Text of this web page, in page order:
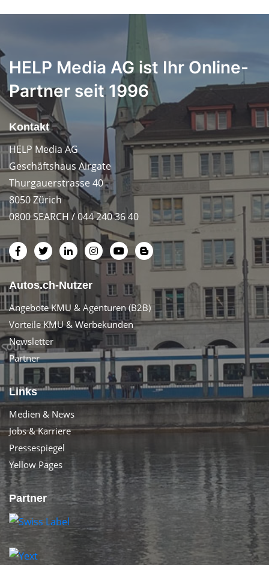
HELP Media AG ist Ihr Online-
Partner seit 1996
Kontakt
HELP Media AG
Geschäftshaus Airgate
Thurgauerstrasse 40
8050 Zürich
0800 SEARCH / 044 240 36 40
Autos.ch-Nutzer
Angebote KMU & Agenturen (B2B)
Vorteile KMU & Werbekunden
Newsletter
Partner
Links
Medien & News
Jobs & Karriere
Pressespiegel
Yellow Pages
Partner